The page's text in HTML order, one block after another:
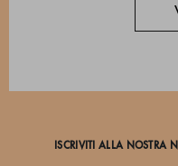
ISCRIVITI ALLA NOSTRA